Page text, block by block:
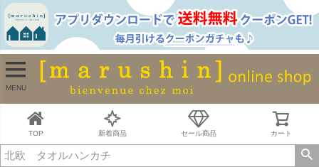
MENU
TOP 新着商品 セール商品 カート
並び順
新着順
古い順
価格が安い順
価格が高い順
キーワードヒット順